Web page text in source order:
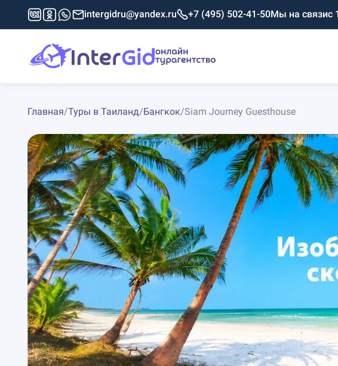
intergidru@yandex.ru +7 (495) 502-41-50Мы на связис
Главная/Туры в Таиланд/Бангкок/Siam Journey Guesthouse